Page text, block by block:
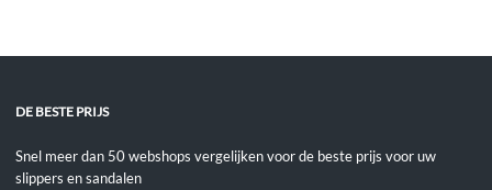
DE BESTE PRIJS
Snel meer dan 50 webshops vergelijken voor de beste prijs voor uw
slippers en sandalen